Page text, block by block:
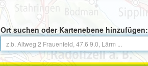
Ort suchen oder Kartenebene hinzufügen: